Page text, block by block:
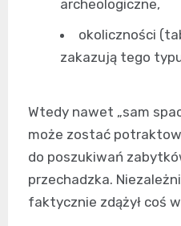
archeologiczne,
okoliczności
zakazują tego
Wtedy nawet „sam
może zostać
do poszukiwań
przechadzka.
faktycznie zdążył coś